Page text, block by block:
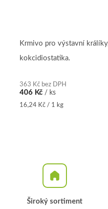
je
z
363 Kč bez DPH
406 Kč / ks
Měrná
16,24 Kč / 1 kg
Krmivo pro výstavní
kokcidiostatika.
Široký sortiment